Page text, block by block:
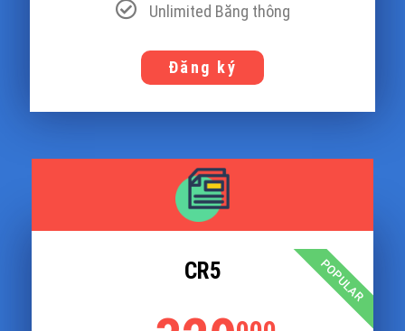
Unlimited Băng thông
Đăng ký
CR5 POPULAR